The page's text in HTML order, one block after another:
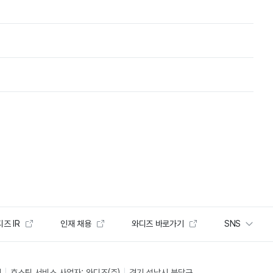
즈 IR 인재 채용 와디즈 바로가기 SNS